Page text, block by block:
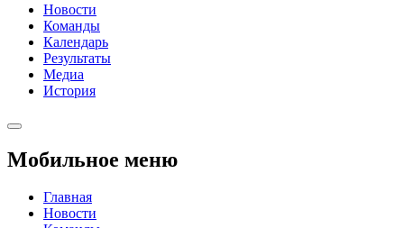
Новости
Команды
Календарь
Результаты
Медиа
История
Мобильное меню
Главная
Новости